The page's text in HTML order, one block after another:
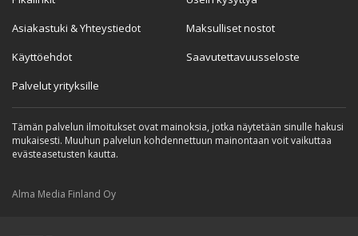
Asiakastuki & Yhteystiedot
Käyttöehdot
Palvelut yrityksille
Maksulliset nostot
Saavutettavuusseloste
Tämän palvelun ilmoitukset ovat mainoksia, jotka näytetään sinulle hakusi
mukaisesti. Muuhun palvelun kohdennettuun mainontaan voit vaikuttaa
evästeasetusten kautta.
Alma Media Finland Oy